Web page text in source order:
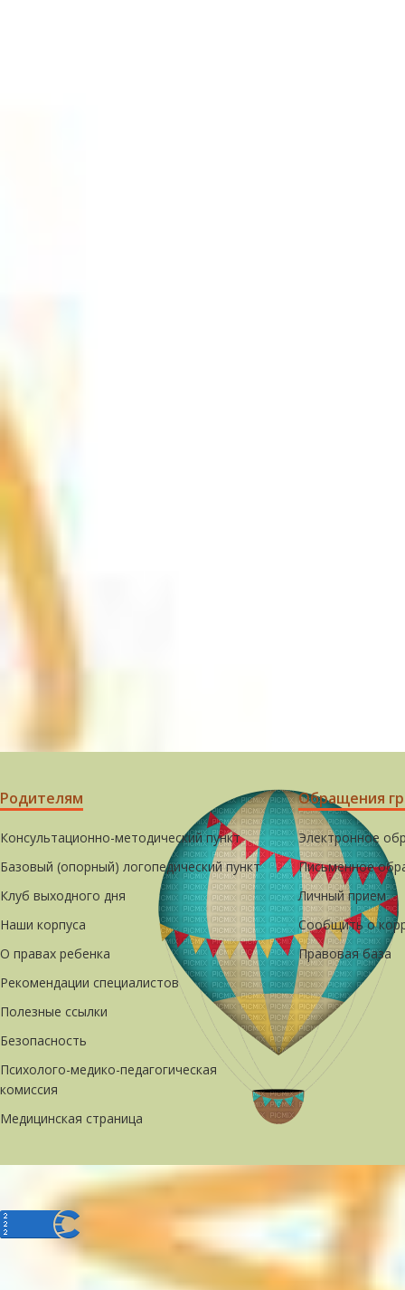
Родителям
Консультационно-методический пункт
Базовый (опорный) логопедический пункт
Клуб выходного дня
Наши корпуса
О правах ребенка
Рекомендации специалистов
Полезные ссылки
Безопасность
Психолого-медико-педагогическая
комиссия
Медицинская страница
Обращения
Электронное
Письменное
Личный прием
Сообщить о
Правовая база